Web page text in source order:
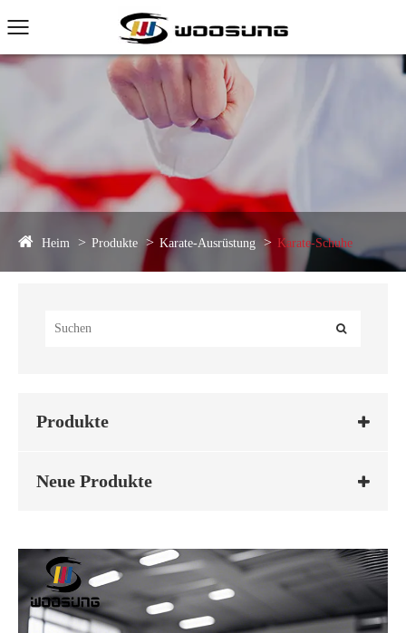
Heim Produkte Karate-Ausrüstung Karate-Schuhe
Produkte
Neue Produkte